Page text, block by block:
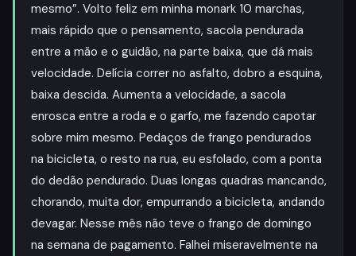
mesmo”. Volto feliz em minha monark 10 marchas,
mais rápido que o pensamento, sacola pendurada
entre a mão e o guidão, na parte baixa, que dá mais
velocidade. Delícia correr no asfalto, dobro a esquina,
baixa descida. Aumenta a velocidade, a sacola
enrosca entre a roda e o garfo, me fazendo capotar
sobre mim mesmo. Pedaços de frango pendurados
na bicicleta, o resto na rua, eu esfolado, com a ponta
do dedão pendurado. Duas longas quadras mancando,
chorando, muita dor, empurrando a bicicleta, andando
devagar. Nesse mês não teve o frango de domingo
na semana de pagamento. Falhei miseravelmente na